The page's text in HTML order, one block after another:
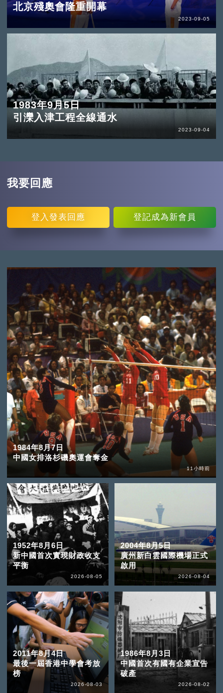
北京殘奧會隆重開幕
2023-09-05
1983年9月5日
引灤入津工程全線通水
2023-09-04
我要回應
登入 發表回應 登記成為新會員
1984年8月7日
中國女排洛杉磯奧運會奪金
11小時前
1952年8月6日
新中國首次實現財政收支
平衡
2026-08-05
2004年8月5日
廣州新白雲國際機場正式
啟用
2026-08-04
2011年8月4日
最後一屆香港中學會考放
榜
2026-08-03
1986年8月3日
中國首次有國有企業宣告
破產
2026-08-02